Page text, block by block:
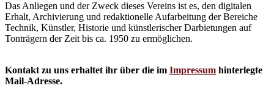
Das Anliegen und der Zweck dieses Vereins ist es, den digitalen
Erhalt, Archivierung und redaktionelle Aufarbeitung der Bereiche
Technik, Künstler, Historie und künstlerischer Darbietungen auf
Tonträgern der Zeit bis ca. 1950 zu ermöglichen.
Kontakt zu uns erhaltet ihr über die im Impressum hinterlegte
Mail-Adresse.